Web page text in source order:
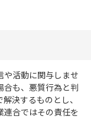
や活動に関与しませ
合も、悪質行為と判
決するものとし、
連合ではその責任を